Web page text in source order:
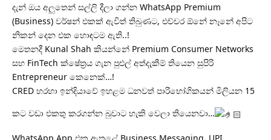
දැන් ඔය අලුතෙන් සල්ලි දීලා ගන්න WhatsApp Premium
(Business) වර්ෂන් එකක් ඇවිත් තිබුණට, එච්චර ඕනේ නෑනේ අපිට
නිකන් දෙන එක හොඳටම ඇති..!
මෙතනදී Kunal Shah කියන්නේ Premium Consumer Networks
සහ FinTech ක්ෂේත්‍රය ගැන පුළුල් අත්දැකීම් තියෙන සුපිරි
Entrepreneur කෙනෙක්…!
CRED හරහා ඉන්දියාවේ ඉහළම ධනවත් පාරිභෝගිකයන් මිලියන 15
කට වඩා එකතු කරගන්න බුවාට හැකි වෙලා තියෙනවා…